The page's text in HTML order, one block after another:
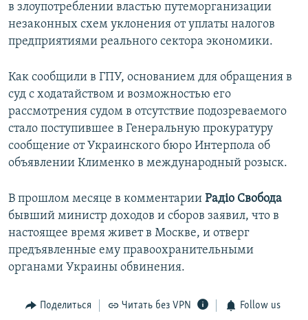
в злоупотреблении властью путеморганизации
незаконных схем уклонения от уплаты налогов
предприятиями реального сектора экономики.
Как сообщили в ГПУ, основанием для обращения в
суд с ходатайством и возможностью его
рассмотрения судом в отсутствие подозреваемого
стало поступившее в Генеральную прокуратуру
сообщение от Украинского бюро Интерпола об
объявлении Клименко в международный розыск.
В прошлом месяце в комментарии Радіо Свобода
бывший министр доходов и сборов заявил, что в
настоящее время живет в Москве, и отверг
предъявленные ему правоохранительными
органами Украины обвинения.
Поделиться Читать без VPN Follow us